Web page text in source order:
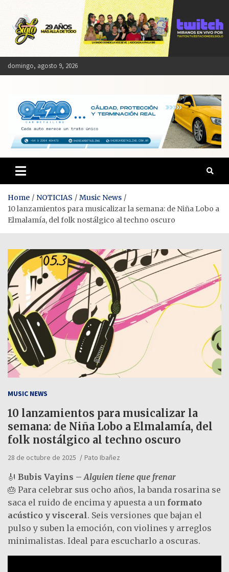
content
domingo, agosto 9, 2026
Home NOTICIAS
Music News
10 lanzamientos para musicalizar la semana: de Niña Lobo a
Elmalamía, del folk nostálgico al techno oscuro
MUSIC NEWS
10 lanzamientos para musicalizar la
semana: de Niña Lobo a Elmalamía, del
folk nostálgico al techno oscuro
28 de octubre de 2025 Pato Ibañez
🎻 Bubis Vayins – Alguien tiene que frenar
🎂 Para celebrar sus ocho años, la banda rosarina se
saca el ruido de encima y apuesta a un formato
acústico y visceral. Seis versiones que bajan el
pulso y suben la emoción, con violines y arreglos
minimalistas. Ideal para escucharlo a oscuras.